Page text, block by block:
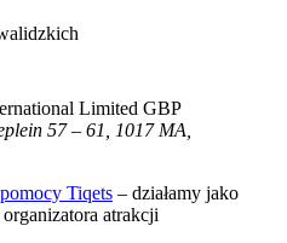
Limited GBP
57 – 61, 1017 MA,
Tiqets – działamy jako
atrakcji